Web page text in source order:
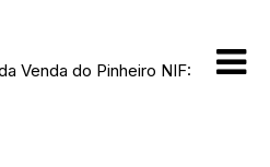
Venda do Pinheiro NIF: